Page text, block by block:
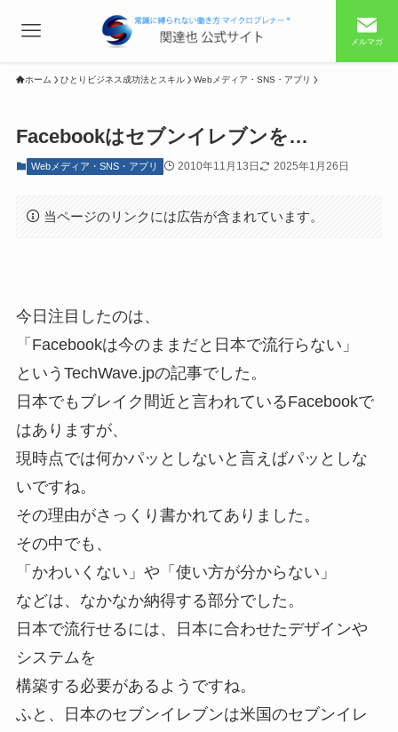
メルマガ
ホーム ひとりビジネス成功法とスキル Webメディア・SNS・アプリ
Facebookはセブンイレブンを…
Webメディア・SNS・アプリ 2010年11月13日 2025年1月26日
当ページのリンクには広告が含まれています。
今日注目したのは、
「Facebookは今のままだと日本で流行らない」
というTechWave.jpの記事でした。
日本でもブレイク間近と言われているFacebookで
はありますが、
現時点では何かパッとしないと言えばパッとしな
いですね。
その理由がさっくり書かれてありました。
その中でも、
「かわいくない」や「使い方が分からない」
などは、なかなか納得する部分でした。
日本で流行せるには、日本に合わせたデザインや
システムを
構築する必要があるようですね。
ふと、日本のセブンイレブンは米国のセブンイレ